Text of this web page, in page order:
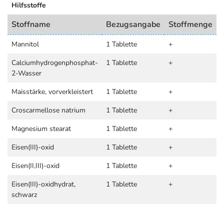
Hilfsstoffe
Stoffname Bezugsangabe Stoffmenge
Mannitol 1 Tablette
+
Calciumhydrogenphosphat-
2-Wasser
1 Tablette +
Maisstärke, vorverkleistert 1 Tablette
+
Croscarmellose natrium
1 Tablette
+
Magnesium stearat
1 Tablette
+
Eisen(III)-oxid
1 Tablette
+
Eisen(II,III)-oxid
1 Tablette
+
Eisen(III)-oxidhydrat,
schwarz
1 Tablette +